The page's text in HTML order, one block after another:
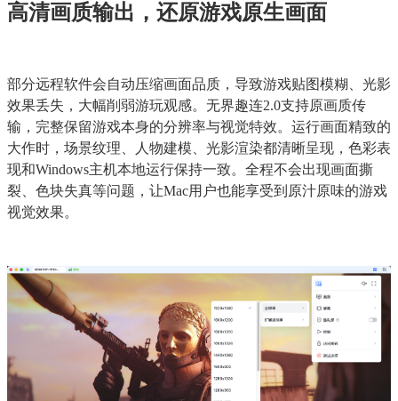
高清画质输出，还原游戏原生画面
部分远程软件会自动压缩画面品质，导致游戏贴图模糊、光影
效果丢失，大幅削弱游玩观感。无界趣连2.0支持原画质传
输，完整保留游戏本身的分辨率与视觉特效。运行画面精致的
大作时，场景纹理、人物建模、光影渲染都清晰呈现，色彩表
现和Windows主机本地运行保持一致。全程不会出现画面撕
裂、色块失真等问题，让Mac用户也能享受到原汁原味的游戏
视觉效果。